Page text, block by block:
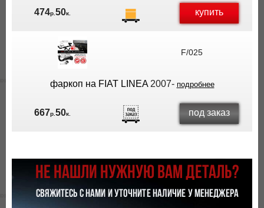
474р. 50к. купить
F/025
фаркоп на FIAT LINEA2007- подробнее
667р. 50к. под заказ
НЕ НАШЛИ НУЖНУЮ ВАМ ДЕТАЛЬ?
СВЯЖИТЕСЬ С НАМИ И УТОЧНИТЕ НАЛИЧИЕ У МЕНЕДЖЕРА